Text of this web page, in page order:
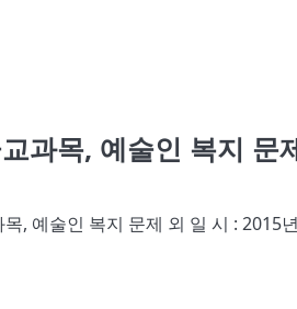
과목, 예술인 복지 문
, 예술인 복지 문제 외 일 시 : 2015